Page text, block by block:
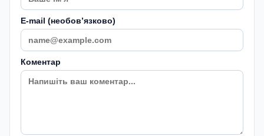
E-mail (необовʼязково)
Коментар